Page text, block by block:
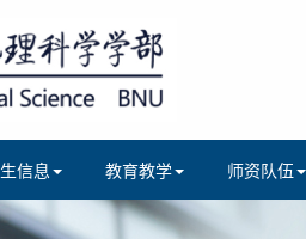
信息 教育教学 师资队伍